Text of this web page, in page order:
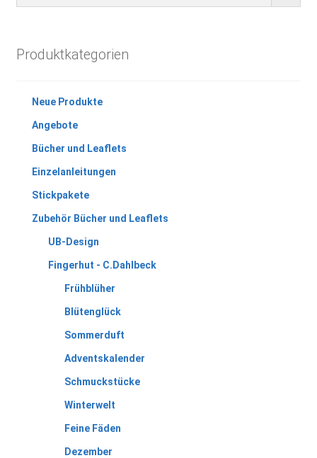
Produktkategorien
Neue Produkte
Angebote
Bücher und Leaflets
Einzelanleitungen
Stickpakete
Zubehör Bücher und Leaflets
UB-Design
Fingerhut - C.Dahlbeck
Frühblüher
Blütenglück
Sommerduft
Adventskalender
Schmuckstücke
Winterwelt
Feine Fäden
Dezember